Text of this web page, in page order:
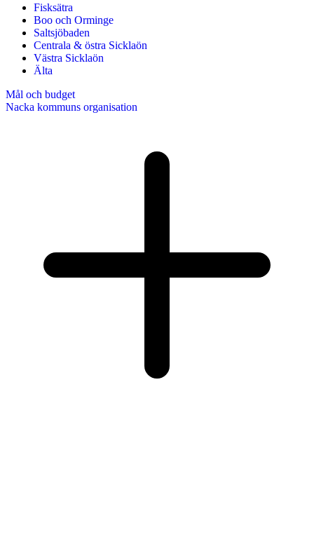
Fisksätra
Boo och Orminge
Saltsjöbaden
Centrala & östra Sicklaön
Västra Sicklaön
Älta
Mål och budget
Nacka kommuns organisation